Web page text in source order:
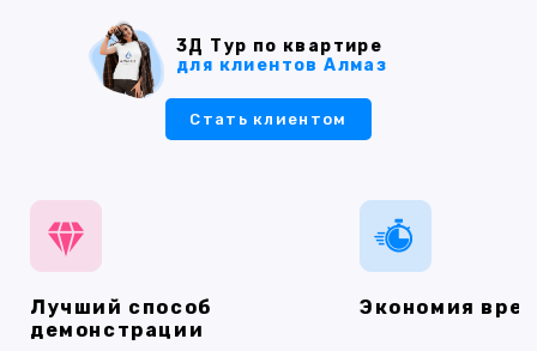
3Д Тур по квартире
для клиентов Алмаз
Стать клиентом
Лучший способ
демонстрации
Экономия